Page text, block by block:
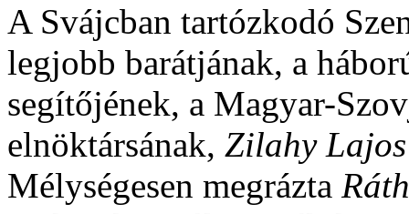
A Svájcban tartózkodó
legjobb barátjának, a
segítőjének, a Magyar-
elnöktársának, Zilahy
Mélységesen megrázta